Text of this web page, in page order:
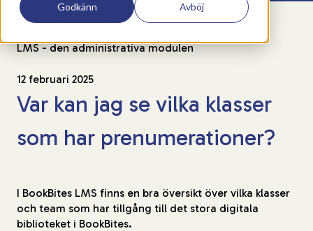
Godkänn Avböj
BookBites Help Center
LMS - den administrativa modulen
12 februari 2025
Var kan jag se vilka klasser
som har prenumerationer?
I BookBites LMS finns en bra översikt över vilka klasser
och team som har tillgång till det stora digitala
biblioteket i BookBites.